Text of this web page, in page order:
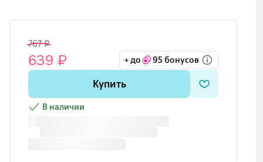
767 ₽
639 ₽ + до 95 бонусов
Купить
В наличии